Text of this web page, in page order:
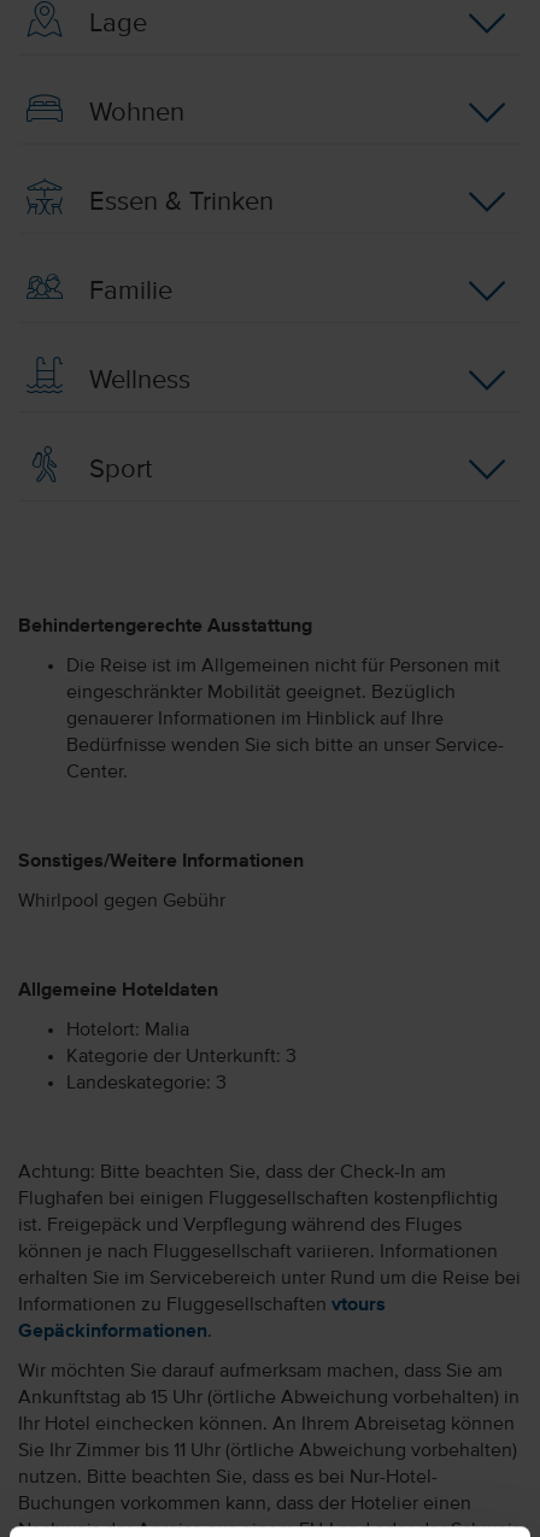
Lage
Wohnen
Essen & Trinken
Familie
Wellness
Sport
Behindertengerechte Ausstattung
Die Reise ist im Allgemeinen nicht für Personen mit
eingeschränkter Mobilität geeignet. Bezüglich
genauerer Informationen im Hinblick auf Ihre
Bedürfnisse wenden Sie sich bitte an unser Service-
Center.
Sonstiges/Weitere Informationen
Whirlpool gegen Gebühr
Allgemeine Hoteldaten
Hotelort: Malia
Kategorie der Unterkunft: 3
Landeskategorie: 3
Achtung: Bitte beachten Sie, dass der Check-In am
Flughafen bei einigen Fluggesellschaften kostenpflichtig
ist. Freigepäck und Verpflegung während des Fluges
können je nach Fluggesellschaft variieren. Informationen
erhalten Sie im Servicebereich unter Rund um die Reise bei
Informationen zu Fluggesellschaften vtours
Gepäckinformationen.
Wir möchten Sie darauf aufmerksam machen, dass Sie am
Ankunftstag ab 15 Uhr (örtliche Abweichung vorbehalten) in
Ihr Hotel einchecken können. An Ihrem Abreisetag können
Sie Ihr Zimmer bis 11 Uhr (örtliche Abweichung vorbehalten)
nutzen. Bitte beachten Sie, dass es bei Nur-Hotel-
Buchungen vorkommen kann, dass der Hotelier einen
Nachweis der Anreise aus einem EU-Land oder der Schweiz